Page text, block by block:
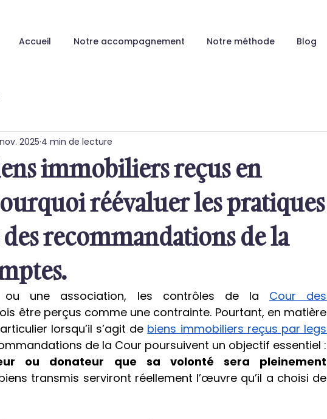
Accueil Notre accompagnement Notre méthode Blog
immobiliers reçus en
réévaluer les pratiques
recommandations de la
2025 4 min de lecture
ou une association, les contrôles de la Cour des
être perçus comme une contrainte. Pourtant, en matière
lorsqu’il s’agit de biens immobiliers reçus par legs
ou donateur que sa volonté sera pleinement
transmis serviront réellement l’œuvre qu’il a choisi de